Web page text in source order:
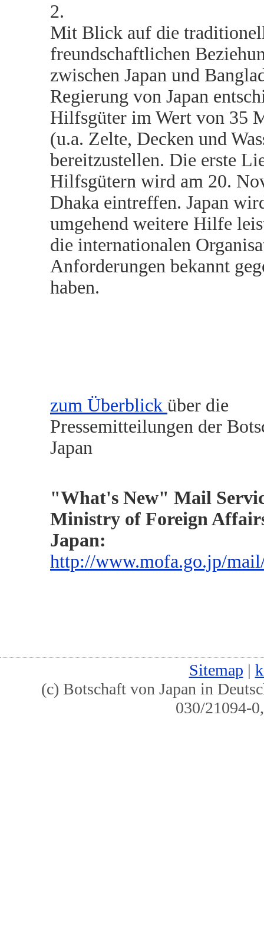
2.
Mit Blick auf die
freundschaftlichen
zwischen Japan und
Regierung von Japan
Hilfsgüter im Wert von 35
(u.a. Zelte, Decken und
bereitzustellen. Die erste
Hilfsgütern wird am 20.
Dhaka eintreffen. Japan
umgehend weitere Hilfe
die internationalen
Anforderungen bekannt
haben.
zum Überblick über die
Pressemitteilungen der
Japan
"What's New" Mail
Ministry of Foreign
http://www.mofa.go.jp/
Sitemap |
(c) Botschaft von Japan in
030/21094-